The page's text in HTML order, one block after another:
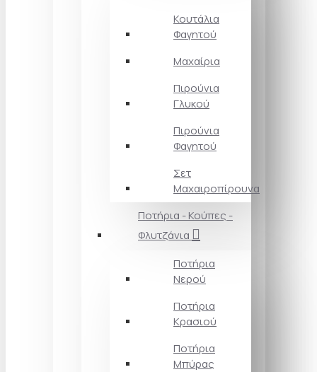
Κουτάλια
Φαγητού
Μαχαίρια
Πιρούνια
Γλυκού
Πιρούνια
Φαγητού
Σετ
Μαχαιροπίρουνα
Ποτήρια - Κούπες -
Φλυτζάνια
Ποτήρια
Νερού
Ποτήρια
Κρασιού
Ποτήρια
Μπύρας